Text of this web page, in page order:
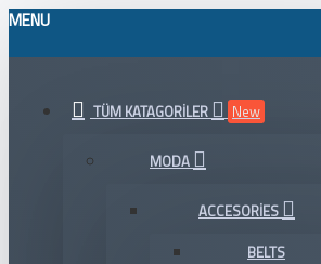
MENU
TÜM KATAGORILER New
MODA
ACCESORIES
BELTS